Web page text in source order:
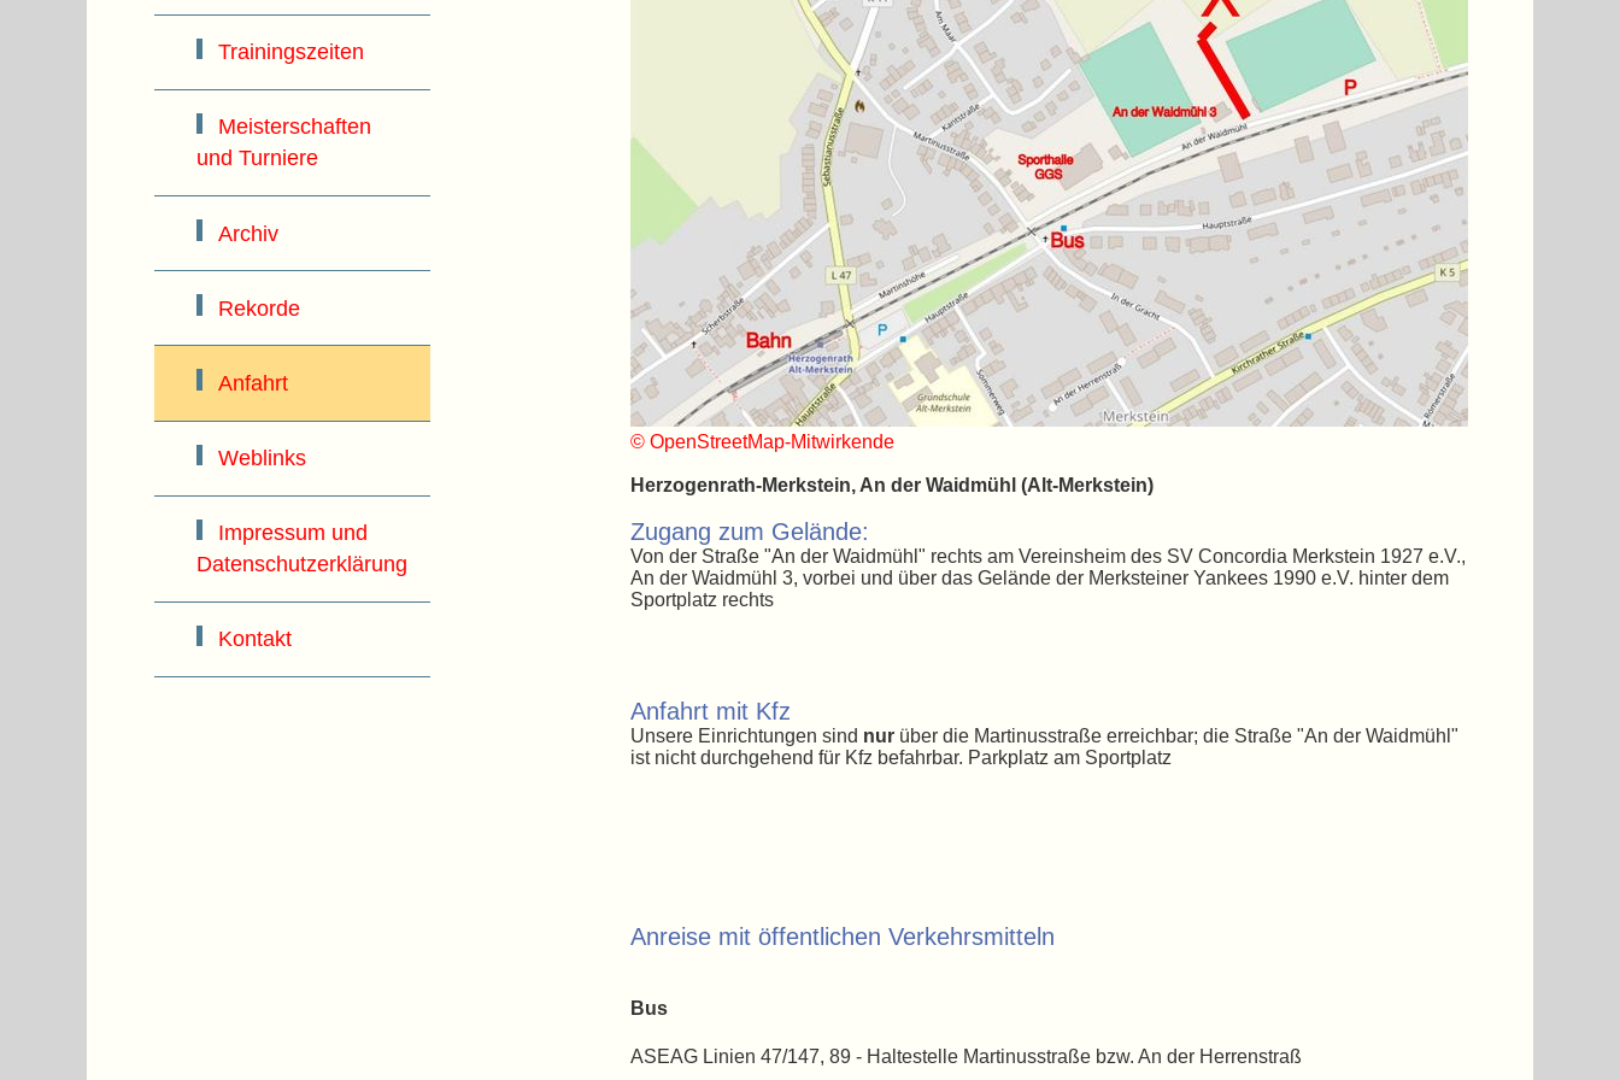
Trainingszeiten
Meisterschaften
und Turniere
Archiv
Rekorde
Anfahrt
Weblinks
Impressum und
Datenschutzerklärung
Kontakt
© OpenStreetMap-Mitwirkende
Herzogenrath-Merkstein, An der Waidmühl (Alt-Merkstein)
Zugang zum Gelände:
Von der Straße "An der Waidmühl" rechts am Vereinsheim des SV Concordia Merkstein 1927 e.V.,
An der Waidmühl 3, vorbei und über das Gelände der Merksteiner Yankees 1990 e.V. hinter dem
Sportplatz rechts
Anfahrt mit Kfz
Unsere Einrichtungen sind nurüber die Martinusstraße erreichbar; die Straße "An der Waidmühl"
ist nicht durchgehend für Kfz befahrbar. Parkplatz am Sportplatz
Anreise mit öffentlichen Verkehrsmitteln
Bus
ASEAG Linien 47/147, 89 - Haltestelle Martinusstraße bzw. An der Herrenstraß